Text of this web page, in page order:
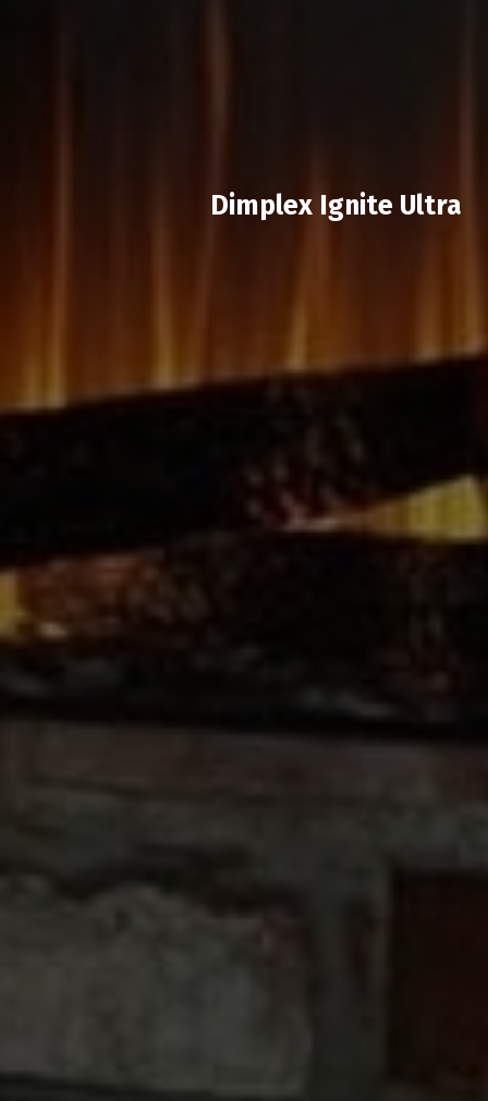
Dimplex Ignite Ultra